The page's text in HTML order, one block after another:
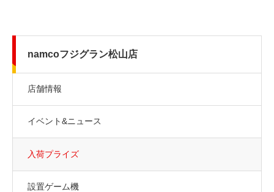
namcoフジグラン松山店
店舗情報
イベント&ニュース
入荷プライズ
設置ゲーム機